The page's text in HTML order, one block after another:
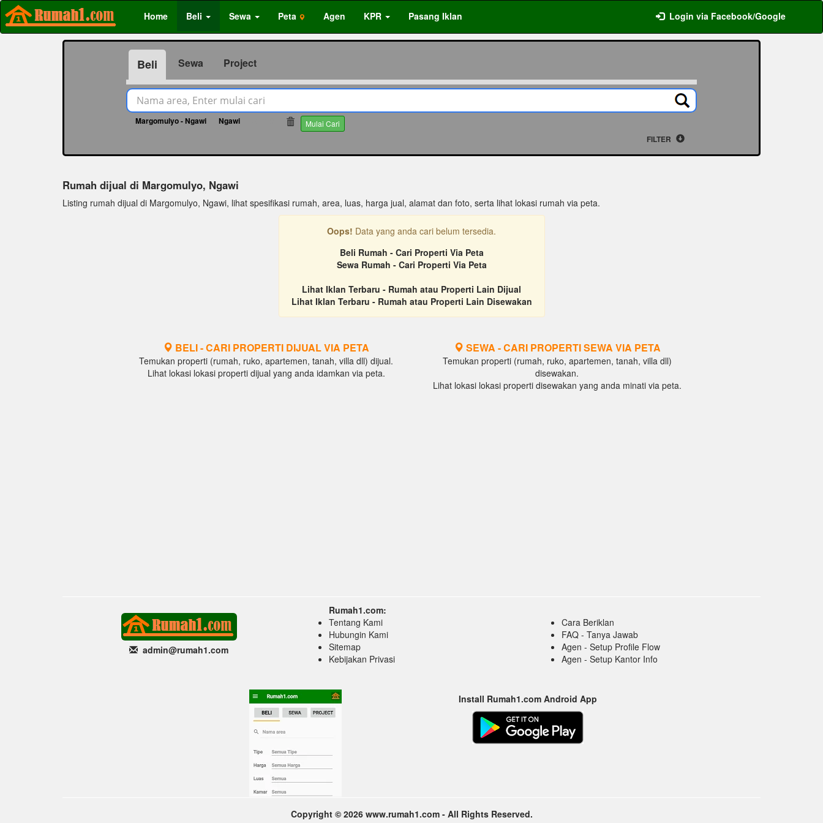
Home Beli Sewa Peta Agen KPR Pasang Iklan Login via Facebook/Google
Beli Sewa Project
Margomulyo - Ngawi Ngawi Mulai Cari
FILTER
Rumah dijual di Margomulyo, Ngawi
Listing rumah dijual di Margomulyo, Ngawi, lihat spesifikasi rumah, area, luas, harga jual, alamat dan foto, serta lihat lokasi rumah via peta.
Oops! Data yang anda cari belum tersedia.
Beli Rumah - Cari Properti Via Peta
Sewa Rumah - Cari Properti Via Peta
Lihat Iklan Terbaru - Rumah atau Properti Lain Dijual
Lihat Iklan Terbaru - Rumah atau Properti Lain Disewakan
BELI - CARI PROPERTI DIJUAL VIA PETA
Temukan properti (rumah, ruko, apartemen, tanah, villa dll) dijual.
Lihat lokasi lokasi properti dijual yang anda idamkan via peta.
SEWA - CARI PROPERTI SEWA VIA PETA
Temukan properti (rumah, ruko, apartemen, tanah, villa dll)
disewakan.
Lihat lokasi lokasi properti disewakan yang anda minati via peta.
admin@rumah1.com
Rumah1.com:
Tentang Kami
Hubungin Kami
Sitemap
Kebijakan Privasi
Cara Beriklan
FAQ - Tanya Jawab
Agen - Setup Profile Flow
Agen - Setup Kantor Info
Install Rumah1.com Android App
Copyright © 2026 www.rumah1.com - All Rights Reserved.